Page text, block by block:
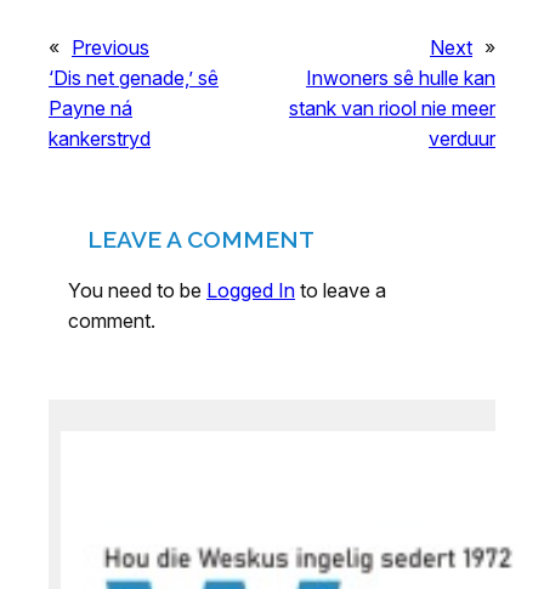
« Previous
‘Dis net genade,’ sê
Payne ná
kankerstryd
Next »
Inwoners sê hulle kan
stank van riool nie meer
verduur
LEAVE A COMMENT
You need to be Logged In to leave a
comment.